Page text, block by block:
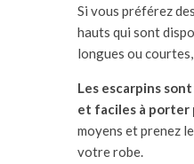
Si vous préférez
hauts qui sont
longues ou
Les escarpins
et faciles à porter
moyens et prenez
votre robe.